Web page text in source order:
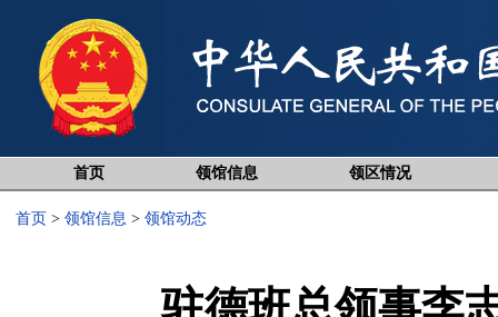
首页 领馆信息 领区情况
首页 > 领馆信息 > 领馆动态